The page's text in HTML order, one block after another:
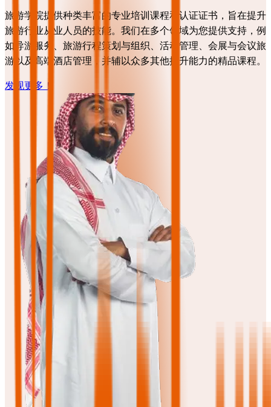
旅游学院提供种类丰富的专业培训课程和认证证书，旨在提升
旅游行业从业人员的技能。我们在多个领域为您提供支持，例
如导游服务、旅游行程策划与组织、活动管理、会展与会议旅
游以及高端酒店管理，并辅以众多其他提升能力的精品课程。
发现更多！